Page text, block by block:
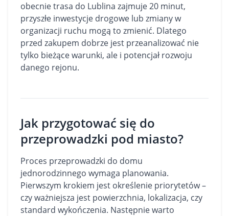
obecnie trasa do Lublina zajmuje 20 minut,
przyszłe inwestycje drogowe lub zmiany w
organizacji ruchu mogą to zmienić. Dlatego
przed zakupem dobrze jest przeanalizować nie
tylko bieżące warunki, ale i potencjał rozwoju
danego rejonu.
Jak przygotować się do
przeprowadzki pod miasto?
Proces przeprowadzki do domu
jednorodzinnego wymaga planowania.
Pierwszym krokiem jest określenie priorytetów –
czy ważniejsza jest powierzchnia, lokalizacja, czy
standard wykończenia. Następnie warto